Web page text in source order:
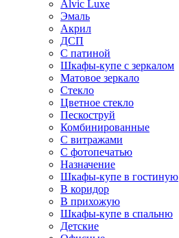
Alvic Luxe
Эмаль
Акрил
ДСП
С патиной
Шкафы-купе с зеркалом
Матовое зеркало
Стекло
Цветное стекло
Пескоструй
Комбинированные
С витражами
С фотопечатью
Назначение
Шкафы-купе в гостиную
В коридор
В прихожую
Шкафы-купе в спальню
Детские